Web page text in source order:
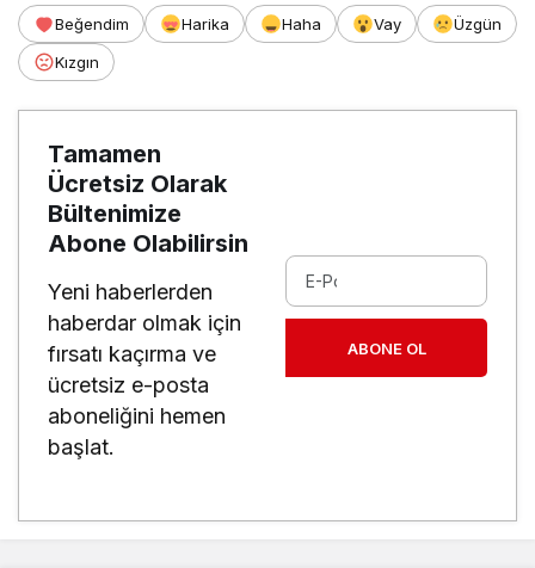
Beğendim Harika Haha Vay
Üzgün
Kızgın
Tamamen
Ücretsiz Olarak
Bültenimize
Abone Olabilirsin
Yeni haberlerden
haberdar olmak için
fırsatı kaçırma ve
ücretsiz e-posta
aboneliğini hemen
başlat.
ABONE OL